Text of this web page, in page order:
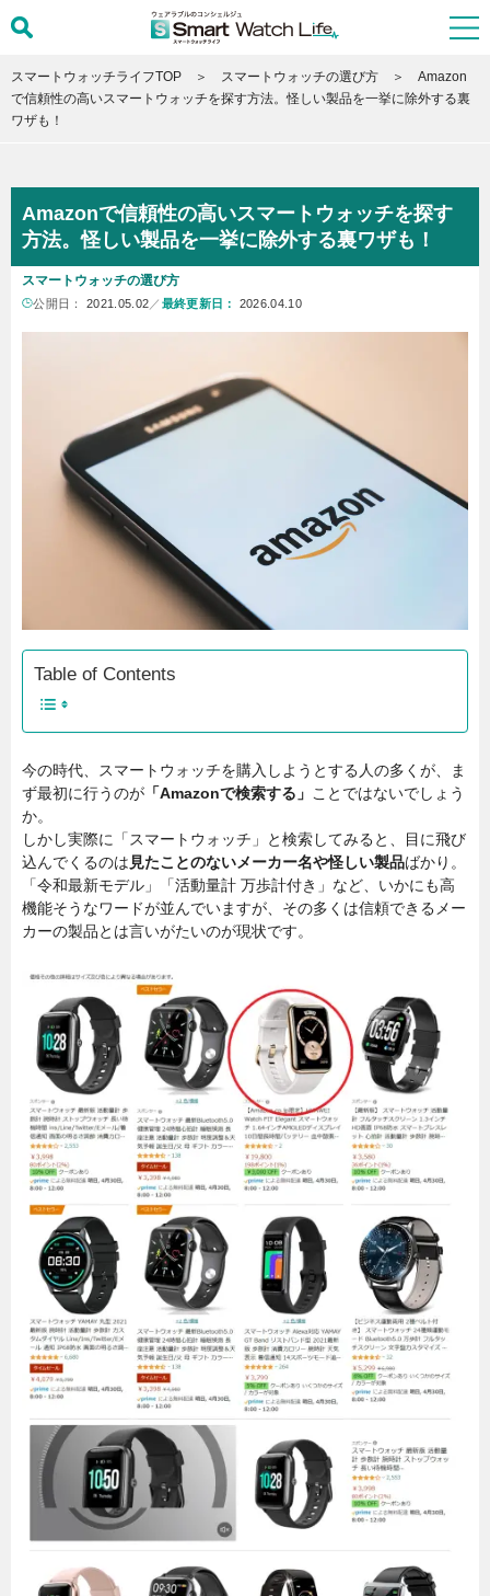
スマートウォッチライフTOP スマートウォッチの選び方
Amazon
で信頼性の高いスマートウォッチを探す方法。怪しい製品を一挙に除外する裏
ワザも！
Amazonで信頼性の高いスマートウォッチを探す
方法。怪しい製品を一挙に除外する裏ワザも！
スマートウォッチの選び方
公開日： 2021.05.02 ／ 最終更新日： 2026.04.10
Table of Contents
今の時代、スマートウォッチを購入しようとする人の多くが、ま
ず最初に行うのが 「Amazonで検索する」 ことではないでしょう
か。
しかし実際に「スマートウォッチ」と検索してみると、目に飛び
込んでくるのは見たことのないメーカー名や怪しい製品ばかり。
「令和最新モデル」「活動量計 万歩計付き」など、いかにも高
機能そうなワードが並んでいますが、その多くは信頼できるメー
カーの製品とは言いがたいのが現状です。